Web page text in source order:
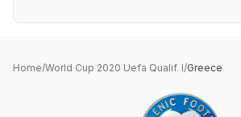
Home/World Cup 2020 Uefa Qualif. I/Greece